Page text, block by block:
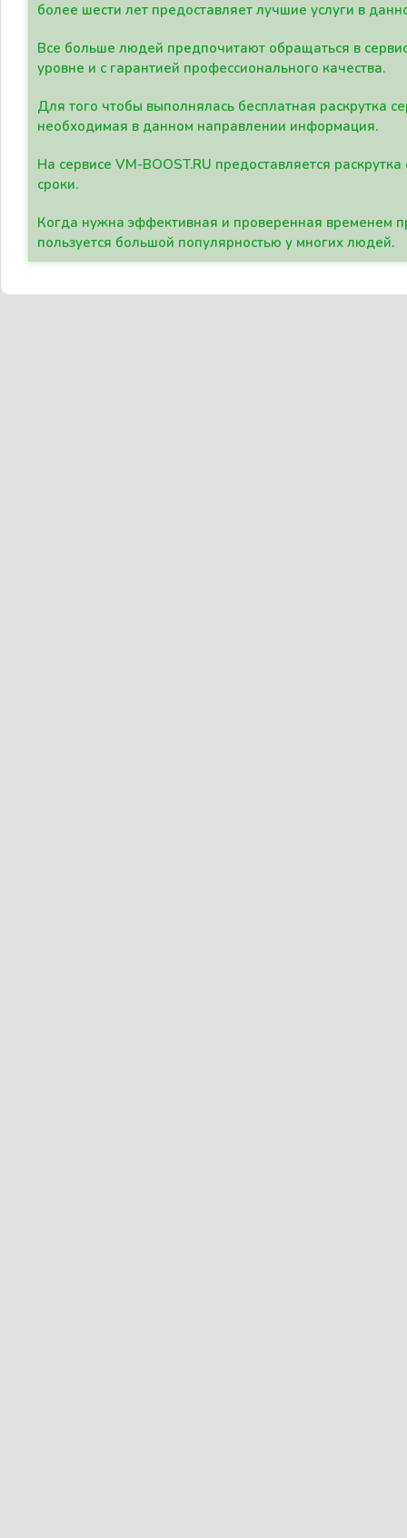
более шести лет предоставляет лучшие услуги в
Все больше людей предпочитают обращаться в
уровне и с гарантией профессионального качества.
Для того чтобы выполнялась бесплатная раскрутка
необходимая в данном направлении информация.
На сервисе VM-BOOST.RU предоставляется
сроки.
Когда нужна эффективная и проверенная временем
пользуется большой популярностью у многих людей.